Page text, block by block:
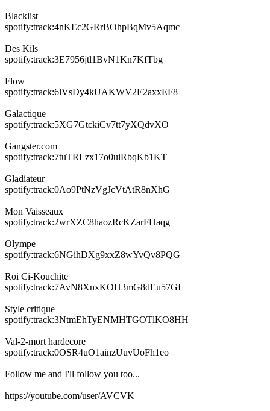
Blacklist
spotify:track:4nKEc2GRrBOhpBqMv5Aqmc
Des Kils
spotify:track:3E7956jtl1BvN1Kn7KfTbg
Flow
spotify:track:6lVsDy4kUAKWV2E2axxEF8
Galactique
spotify:track:5XG7GtckiCv7tt7yXQdvXO
Gangster.com
spotify:track:7tuTRLzx17o0uiRbqKb1KT
Gladiateur
spotify:track:0Ao9PtNzVgJcVtAtR8nXhG
Mon Vaisseaux
spotify:track:2wrXZC8haozRcKZarFHaqg
Olympe
spotify:track:6NGihDXg9xxZ8wYvQv8PQG
Roi Ci-Kouchite
spotify:track:7AvN8XnxKOH3mG8dEu57GI
Style critique
spotify:track:3NtmEhTyENMHTGOTlKO8HH
Val-2-mort hardecore
spotify:track:0OSR4uO1ainzUuvUoFh1eo
Follow me and I'll follow you too...
https://youtube.com/user/AVCVK